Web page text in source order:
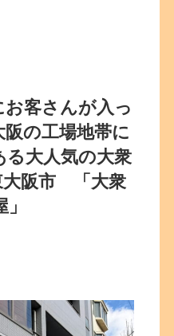
客さんが入っ
の工場地帯に
る大人気の大衆
阪市 「大衆